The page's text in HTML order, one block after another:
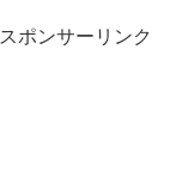
スポンサーリンク